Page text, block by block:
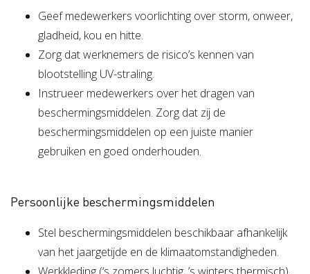
Geef medewerkers voorlichting over storm, onweer,
gladheid, kou en hitte.
Zorg dat werknemers de risico’s kennen van
blootstelling UV-straling.
Instrueer medewerkers over het dragen van
beschermingsmiddelen. Zorg dat zij de
beschermingsmiddelen op een juiste manier
gebruiken en goed onderhouden.
Persoonlijke beschermingsmiddelen
Stel beschermingsmiddelen beschikbaar afhankelijk
van het jaargetijde en de klimaatomstandigheden.